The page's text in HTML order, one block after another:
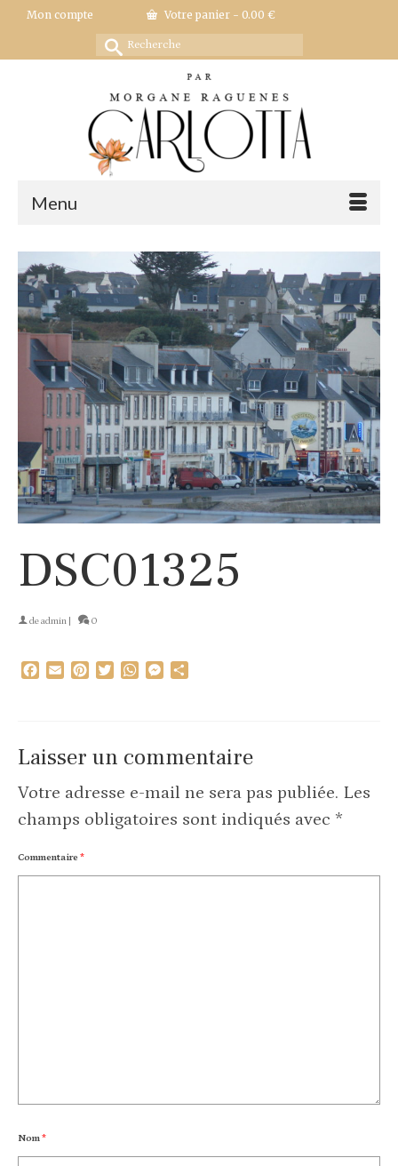
Mon compte Votre panier - 0.00 €
Rechercher :
Menu
DSC01325
deadmin 0
Facebook
EmailPinterestTwitterWhatsAppMessenger
Laisser un commentaire
Votre adresse e-mail ne sera pas publiée. Les
champs obligatoires sont indiqués avec *
Commentaire *
Nom*